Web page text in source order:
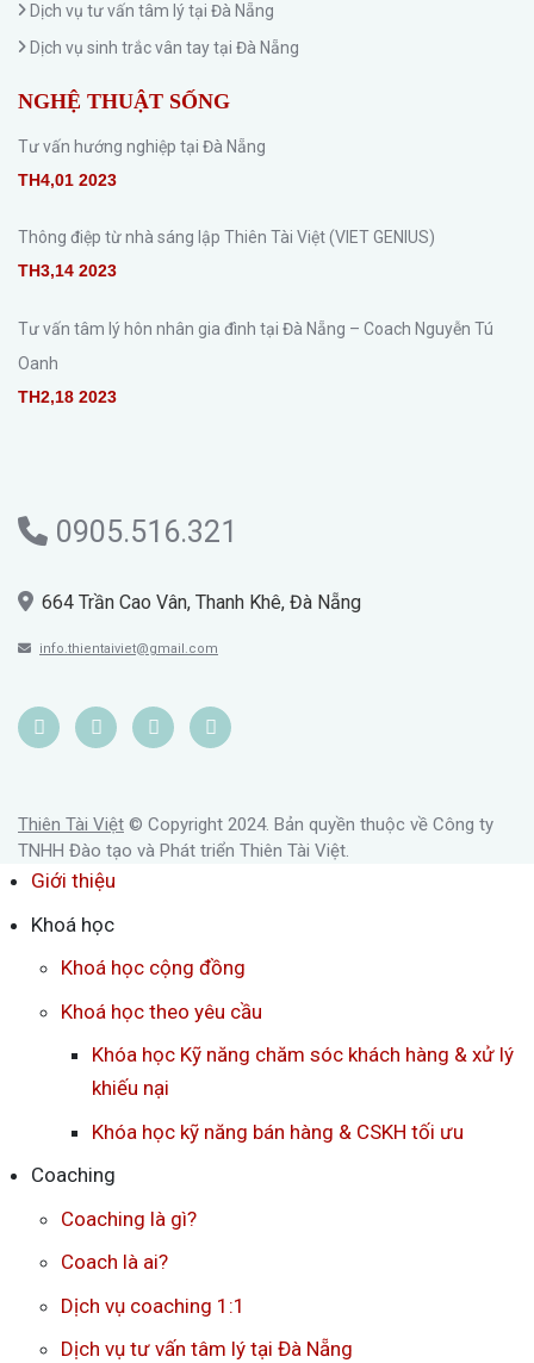
Dịch vụ tư vấn tâm lý tại Đà Nẵng
Dịch vụ sinh trắc vân tay tại Đà Nẵng
NGHỆ THUẬT SỐNG
Tư vấn hướng nghiệp tại Đà Nẵng
TH4,01 2023
Thông điệp từ nhà sáng lập Thiên Tài Việt (VIET GENIUS)
TH3,14 2023
Tư vấn tâm lý hôn nhân gia đình tại Đà Nẵng – Coach Nguyễn Tú
Oanh
TH2,18 2023
0905.516.321
664 Trần Cao Vân, Thanh Khê, Đà Nẵng
info.thientaiviet@gmail.com
Thiên Tài Việt © Copyright 2024. Bản quyền thuộc về Công ty
TNHH Đào tạo và Phát triển Thiên Tài Việt.
Giới thiệu
Khoá học
Khoá học cộng đồng
Khoá học theo yêu cầu
Khóa học Kỹ năng chăm sóc khách hàng & xử lý
khiếu nại
Khóa học kỹ năng bán hàng & CSKH tối ưu
Coaching
Coaching là gì?
Coach là ai?
Dịch vụ coaching 1:1
Dịch vụ tư vấn tâm lý tại Đà Nẵng